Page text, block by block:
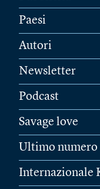
Paesi
Autori
Newsletter
Podcast
Savage love
Ultimo numero
Internazionale